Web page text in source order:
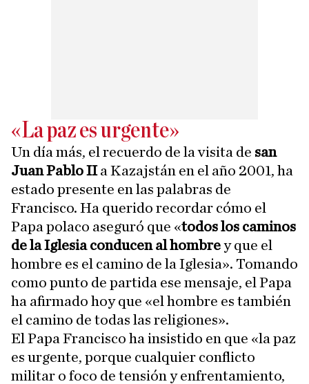
«La paz es urgente»
Un día más, el recuerdo de la visita de san
Juan Pablo IIa Kazajstán en el año 2001, ha
estado presente en las palabras de
Francisco. Ha querido recordar cómo el
Papa polaco aseguró que «todos los caminos
de la Iglesia conducen al hombrey que el
hombre es el camino de la Iglesia». Tomando
como punto de partida ese mensaje, el Papa
ha afirmado hoy que «el hombre es también
el camino de todas las religiones».
El Papa Francisco ha insistido en que «la paz
es urgente, porque cualquier conflicto
militar o foco de tensión y enfrentamiento,